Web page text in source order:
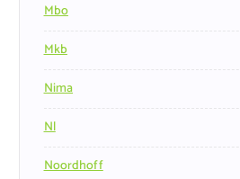
Mbo
Mkb
Nima
Nl
Noordhoff